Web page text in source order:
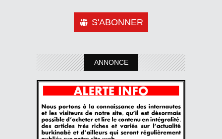
S'ABONNER
ANNONCE